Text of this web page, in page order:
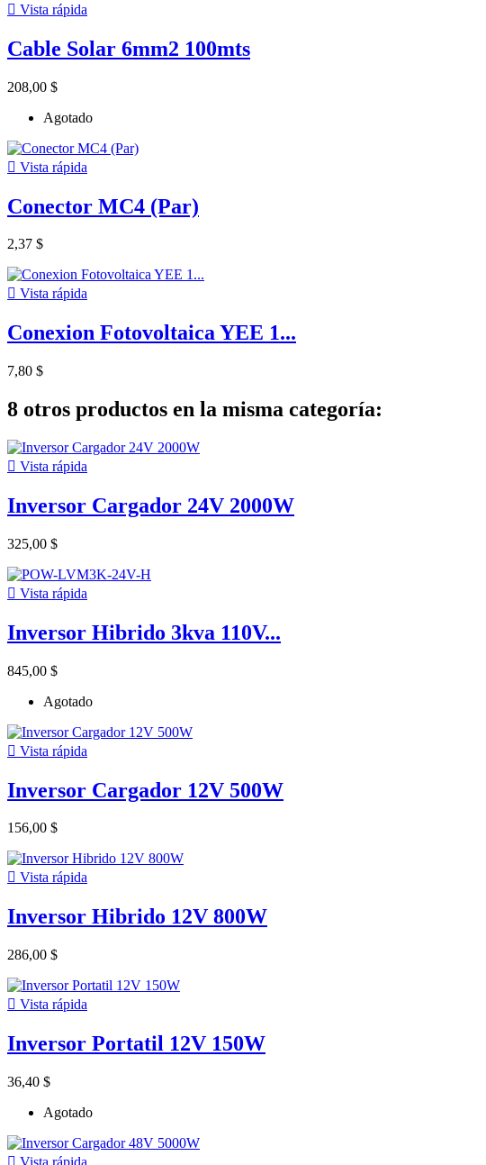
 Vista rápida
Cable Solar 6mm2 100mts
208,00 $
Agotado
 Vista rápida
Conector MC4 (Par)
2,37 $
 Vista rápida
Conexion Fotovoltaica YEE 1...
7,80 $
8 otros productos en la misma categoría:
 Vista rápida
Inversor Cargador 24V 2000W
325,00 $
 Vista rápida
Inversor Hibrido 3kva 110V...
845,00 $
Agotado
 Vista rápida
Inversor Cargador 12V 500W
156,00 $
 Vista rápida
Inversor Hibrido 12V 800W
286,00 $
 Vista rápida
Inversor Portatil 12V 150W
36,40 $
Agotado
 Vista rápida